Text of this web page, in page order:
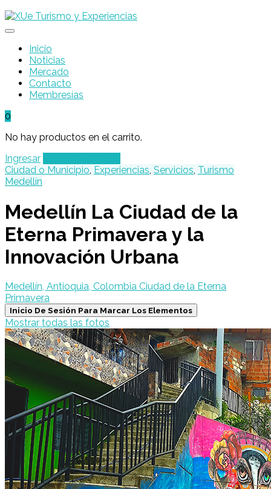
Inicio
Noticias
Mercado
Contacto
Membresías
0
No hay productos en el carrito.
Ingresar
Ciudad o Municipio, Experiencias, Servicios, Turismo
Medellín
Medellín La Ciudad de la
Eterna Primavera y la
Innovación Urbana
Medellín, Antioquia, Colombia Ciudad de la Eterna
Primavera
Inicio De Sesión Para Marcar Los Elementos
Mostrar todas las fotos